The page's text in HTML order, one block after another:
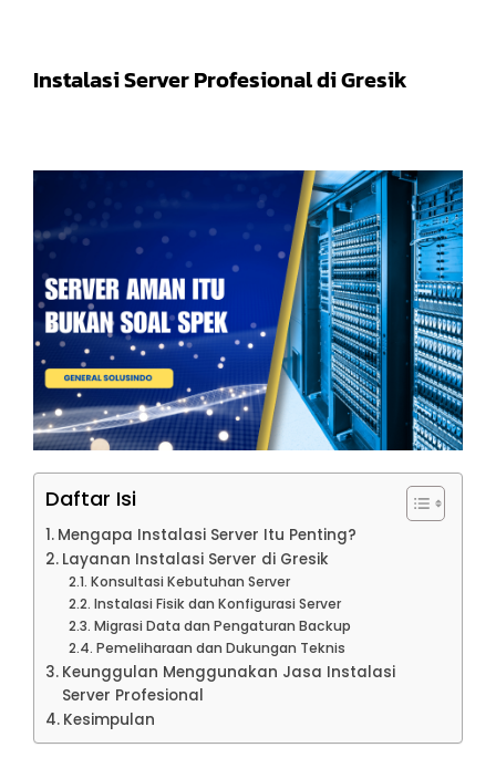
Instalasi Server Profesional di Gresik
Daftar Isi
Mengapa Instalasi Server Itu Penting?
Layanan Instalasi Server di Gresik
Konsultasi Kebutuhan Server
Instalasi Fisik dan Konfigurasi Server
Migrasi Data dan Pengaturan Backup
Pemeliharaan dan Dukungan Teknis
Keunggulan Menggunakan Jasa Instalasi
Server Profesional
Kesimpulan